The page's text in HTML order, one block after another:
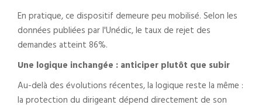
En pratique, ce dispositif demeure peu mobilisé. Selon les
données publiées par l'Unédic, le taux de rejet des
demandes atteint 86%.
Une logique inchangée : anticiper plutôt que subir
Au-delà des évolutions récentes, la logique reste la même :
la protection du dirigeant dépend directement de son